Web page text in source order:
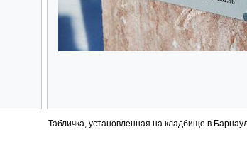
Табличка, установленная на кладбище в